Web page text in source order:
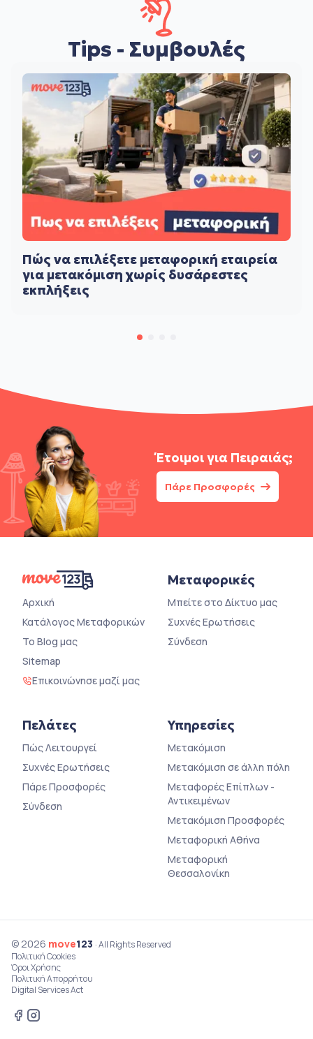
Tips - Συμβουλές
Πώς να επιλέξετε μεταφορική εταιρεία
για μετακόμιση χωρίς δυσάρεστες
εκπλήξεις
Έτοιμοι για Πειραιάς;
Πάρε Προσφορές
Αρχική
Κατάλογος Μεταφορικών
Το Blog μας
Sitemap
Επικοινώνησε μαζί μας
Μεταφορικές
Μπείτε στο Δίκτυο μας
Συχνές Ερωτήσεις
Σύνδεση
Πελάτες
Πώς Λειτουργεί
Συχνές Ερωτήσεις
Πάρε Προσφορές
Σύνδεση
Υπηρεσίες
Μετακόμιση
Μετακόμιση σε άλλη πόλη
Μεταφορές Επίπλων -
Αντικειμένων
Μετακόμιση Προσφορές
Μεταφορική Αθήνα
Μεταφορική
Θεσσαλονίκη
© 2026 move123 · All Rights Reserved
Πολιτική Cookies
Όροι Χρήσης
Πολιτική Απορρήτου
Digital Services Act